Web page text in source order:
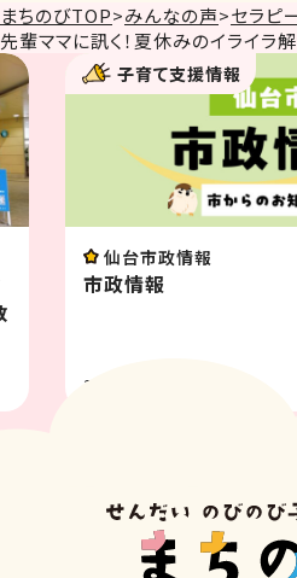
まちのびTOP>みんなの声>セラピ
先輩ママに訊く！夏休みのイライラ解
子育て支援情
イベント
八木山動物公園